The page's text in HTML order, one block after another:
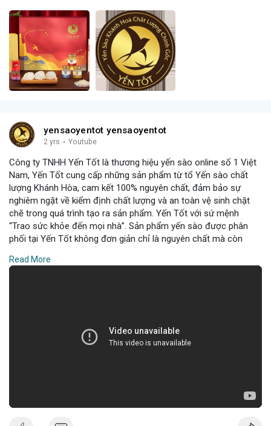
yensaoyentot yensaoyentot
2 yrs · Youtube
Công ty TNHH Yến Tốt là thương hiệu yến sào online số 1 Việt
Nam, Yến Tốt cung cấp những sản phẩm từ tổ Yến sào chất
lượng Khánh Hòa, cam kết 100% nguyên chất, đảm bảo sự
nghiêm ngặt về kiểm định chất lượng và an toàn vệ sinh chặt
chẽ trong quá trình tạo ra sản phẩm. Yến Tốt với sứ mệnh
“Trao sức khỏe đến mọi nhà”. Sản phẩm yến sào được phân
phối tại Yến Tốt không đơn giản chỉ là nguyên chất mà còn
trình được kiểm soát chặt chẽ từ khâu hái tổ, sơ chế, chế biến
#yensaokhanhhoa #yentot #yenchatluong
Read More